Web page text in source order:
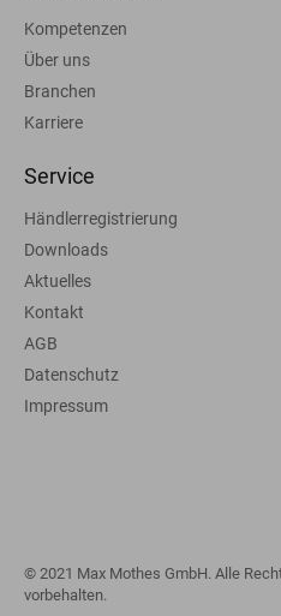
Kompetenzen
Über uns
Branchen
Karriere
Service
Händlerregistrierung
Downloads
Aktuelles
Kontakt
AGB
Datenschutz
Impressum
© 2021 Max Mothes GmbH. Alle
vorbehalten.